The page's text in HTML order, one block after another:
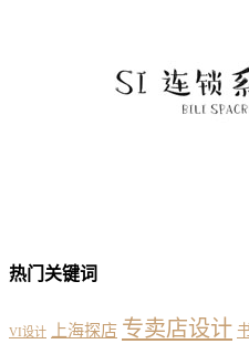
热门关键词
VI设计 上海探店 专卖店设计